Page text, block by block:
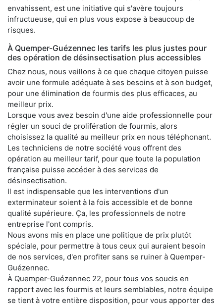
envahissent, est une initiative qui s'avère toujours
infructueuse, qui en plus vous expose à beaucoup de
risques.
À Quemper-Guézennec les tarifs les plus justes pour
des opération de désinsectisation plus accessibles
Chez nous, nous veillons à ce que chaque citoyen puisse
avoir une formule adéquate à ses besoins et à son budget,
pour une élimination de fourmis des plus efficaces, au
meilleur prix.
Lorsque vous avez besoin d'une aide professionnelle pour
régler un souci de prolifération de fourmis, alors
choisissez la qualité au meilleur prix en nous téléphonant.
Les techniciens de notre société vous offrent des
opération au meilleur tarif, pour que toute la population
française puisse accéder à des services de
désinsectisation.
Il est indispensable que les interventions d'un
exterminateur soient à la fois accessible et de bonne
qualité supérieure. Ça, les professionnels de notre
entreprise l'ont compris.
Nous avons mis en place une politique de prix plutôt
spéciale, pour permettre à tous ceux qui auraient besoin
de nos services, d'en profiter sans se ruiner à Quemper-
Guézennec.
À Quemper-Guézennec 22, pour tous vos soucis en
rapport avec les fourmis et leurs semblables, notre équipe
se tient à votre entière disposition, pour vous apporter des